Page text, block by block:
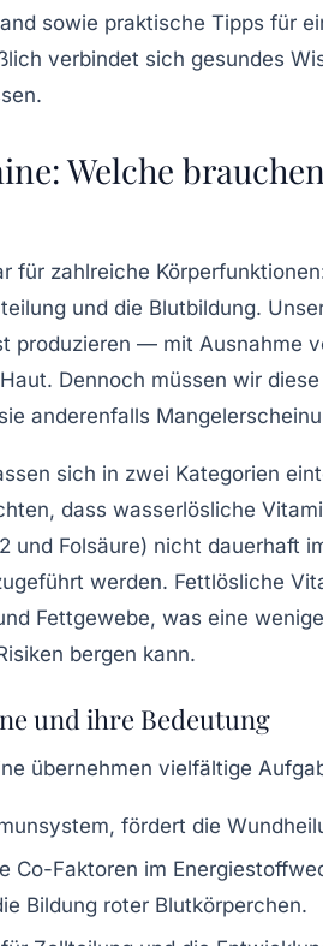
sowie praktische Tipps für
verbindet sich gesundes
Welche
für zahlreiche
und die Blutbildung.
produzieren — mit Ausnahme
Dennoch müssen wir
anderenfalls
sich in zwei Kategorien
dass wasserlösliche
und Folsäure) nicht dauerhaft
werden. Fettlösliche
Fettgewebe, was eine
bergen kann.
und ihre Bedeutung
übernehmen vielfältige
fördert die
Co-Faktoren im
Bildung roter Blutkörperchen.